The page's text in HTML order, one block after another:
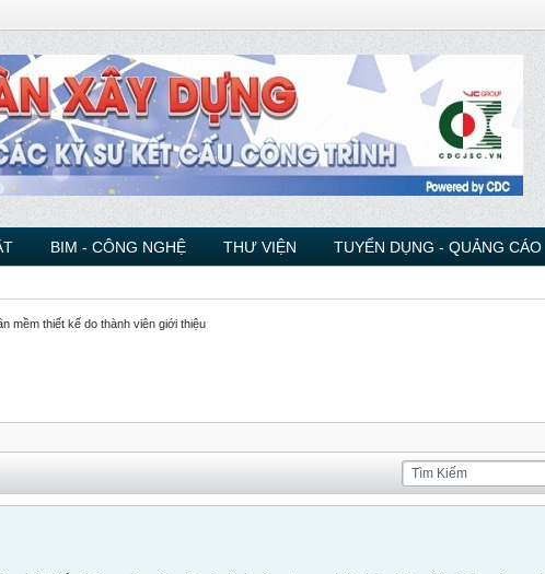
BIM - CÔNG NGHỆ THƯ VIỆN TUYỂN DỤNG - QUẢNG CÁO
mềm thiết kế do thành viên giới thiệu